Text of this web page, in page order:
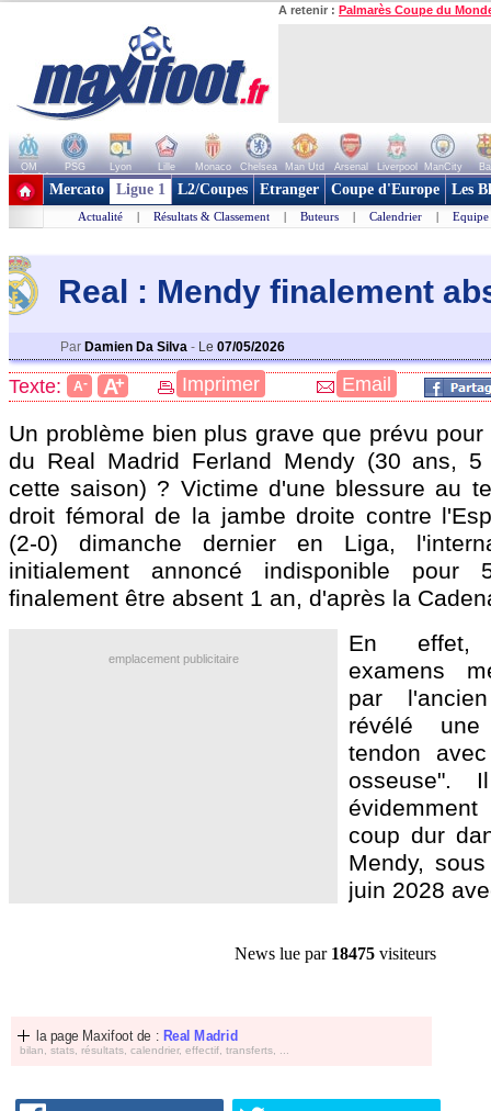
A retenir : Palmarès Coupe du
OM PSG Lyon Lille Monaco Chelsea Man Utd Arsenal Liverpool ManCity
+ de clubs
Mercato Ligue 1 L2/Coupes Etranger Coupe d'Europe Les
Actualité | Résultats & Classement | Buteurs | Calendrier | Equipe
Real : Mendy finalement
Par Damien Da Silva - Le 07/05/2026
Texte: A- A+ Imprimer Email
Un problème bien plus grave que prévu
du Real Madrid Ferland Mendy(30 ans, 5
cette saison) ? Victime d'une blessure au
droit fémoral de la jambe droite contre
(2-0) dimanche dernier en Liga,
initialement annoncé indisponible pour
finalement être absent 1 an, d'après la
emplacement publicitaire
En effet,
examens
par
révélé
tendon
osseuse".
coup dur
Mendy,
juin 2028
News lue par 18475 visiteurs
la page Maxifoot de : Real Madrid
bilan, stats, résultats, calendrier, effectif, transferts, ...